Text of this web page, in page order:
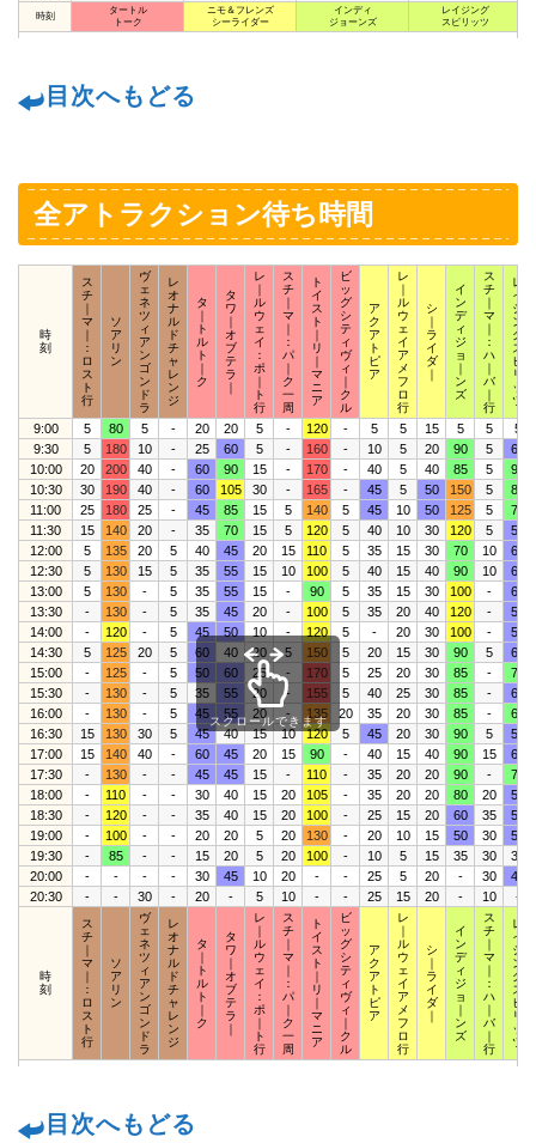
時刻
タートル
トーク
ニモ＆フレンズ
シーライダー
インディ
ジョーンズ
レイジング
スピリッツ
目次へもどる
全アトラクション待ち時間
時
刻
ス
チ
｜
マ
｜
：
ロ
ス
ト
行
ソ
ア
リ
ン
ヴ
ェ
ネ
ツ
ィ
ア
ン
ゴ
ン
ド
ラ
レ
オ
ナ
ル
ド
チ
ャ
レ
ン
ジ
タ
｜
ト
ル
ト
｜
ク
タ
ワ
｜
オ
ブ
テ
ラ
｜
レ
｜
ル
ウ
ェ
イ
：
ポ
｜
ト
行
ス
チ
｜
マ
｜
：
パ
｜
ク
一
周
ト
イ
ス
ト
｜
リ
｜
マ
ニ
ア
ビ
ッ
グ
シ
テ
ィ
ヴ
ィ
｜
ク
ル
ア
ク
ア
ト
ピ
ア
レ
｜
ル
ウ
ェ
イ
ア
メ
フ
ロ
行
シ
｜
ラ
イ
ダ
｜
イ
ン
デ
ィ
ジ
ョ
｜
ン
ズ
ス
チ
｜
マ
｜
：
ハ
｜
バ
｜
行
レ
イ
ジ
ン
グ
ス
ピ
リ
ッ
ツ
9:00 5 80 5 - 20 20 5 - 120 - 5 5 15 5 5
5
9:30
5 180 10 - 25 60 5 - 160 - 10 5 20 90 5
60
10:00
20 200 40 - 60 90 15 - 170 - 40 5 40 85 5
90
10:30
30 190 40 - 60 105 30 - 165 - 45 5 50 150 5
85
11:00
25 180 25 - 45 85 15 5 140 5 45 10 50 125 5
70
11:30
15 140 20 - 35 70 15 5 120 5 40 10 30 120 5
55
12:00
5 135 20 5 40 45 20 15 110 5 35 15 30 70 10
60
12:30
5 130 15 5 35 55 15 10 100 5 40 15 40 90 10
60
13:00
5 130 - 5 35 55 15 - 90 5 35 15 30 100 -
60
13:30
- 130 - 5 35 45 20 - 100 5 35 20 40 120 -
55
14:00
- 120 - 5 45 50 10 - 120 5 - 20 30 100 -
55
14:30
5 125 20 5 60 40 20 5 150 5 20 15 30 90 5
60
15:00
- 125 - 5 50 60 25 - 170 5 25 20 30 85 -
70
15:30
- 130 - 5 35 55 20 - 155 5 40 25 30 85 -
60
16:00
- 130 - 5 45 55 20 - 135 20 35 20 30 85 -
65
16:30
15 130 30 5 45 40 15 10 120 5 45 20 30 90 5
55
17:00
15 140 40 - 60 45 20 15 90 - 40 15 40 90 15
60
17:30
- 130 - - 45 45 15 - 110 - 35 20 20 90 -
70
18:00
- 110 - - 30 40 15 20 105 - 35 20 20 80 20
50
18:30
- 120 - - 35 40 15 20 100 - 25 15 20 60 35
50
19:00
- 100 - - 20 20 5 20 130 - 20 10 15 50 30
50
19:30
- 85 - - 15 20 5 20 100 - 10 5 15 35 30
30
20:00
- - - - 30 45 10 20 - - 25 5 20 - 30
45
20:30
- - 30 - 20 - 5 10 - - 25 15 20 - 10 -
時
刻
ス
チ
｜
マ
｜
：
ロ
ス
ト
行
ソ
ア
リ
ン
ヴ
ェ
ネ
ツ
ィ
ア
ン
ゴ
ン
ド
ラ
レ
オ
ナ
ル
ド
チ
ャ
レ
ン
ジ
タ
｜
ト
ル
ト
｜
ク
タ
ワ
｜
オ
ブ
テ
ラ
｜
レ
｜
ル
ウ
ェ
イ
：
ポ
｜
ト
行
ス
チ
｜
マ
｜
：
パ
｜
ク
一
周
ト
イ
ス
ト
｜
リ
｜
マ
ニ
ア
ビ
ッ
グ
シ
テ
ィ
ヴ
ィ
｜
ク
ル
ア
ク
ア
ト
ピ
ア
レ
｜
ル
ウ
ェ
イ
ア
メ
フ
ロ
行
シ
｜
ラ
イ
ダ
｜
イ
ン
デ
ィ
ジ
ョ
｜
ン
ズ
ス
チ
｜
マ
｜
：
ハ
｜
バ
｜
行
レ
イ
ジ
ン
グ
ス
ピ
リ
ッ
ツ
スクロールできます
目次へもどる